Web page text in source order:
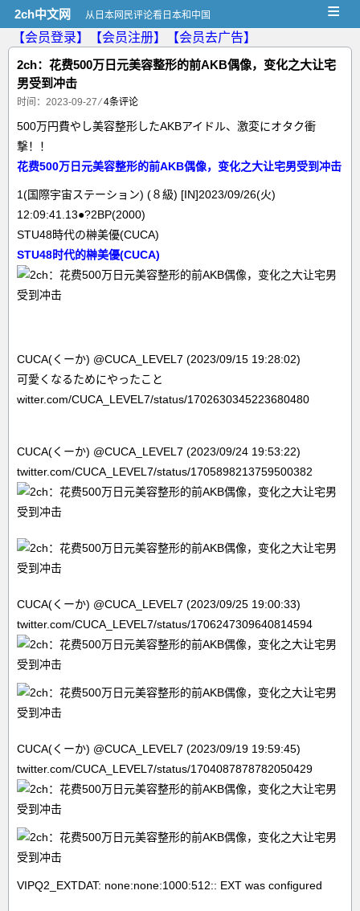
2ch中文网 从日本网民评论看日本和中国 ≡
【会员登录】 【会员注册】
【会员去广告】
2ch：花费500万日元美容整形的前AKB偶像，变化之大让宅
男受到冲击
时间：2023-09-27 ⁄4条评论
500万円費やし美容整形したAKBアイドル、激変にオタク衝
撃！！
花费500万日元美容整形的前AKB偶像，变化之大让宅男受到冲击
1(国際宇宙ステーション) (８級) [IN]2023/09/26(火)
12:09:41.13●?2BP(2000)
STU48時代の榊美優(CUCA)
STU48时代的榊美優(CUCA)
CUCA(くーか) @CUCA_LEVEL7 (2023/09/15 19:28:02)
可愛くなるためにやったこと
witter.com/CUCA_LEVEL7/status/1702630345223680480
CUCA(くーか) @CUCA_LEVEL7 (2023/09/24 19:53:22)
twitter.com/CUCA_LEVEL7/status/1705898213759500382
CUCA(くーか) @CUCA_LEVEL7 (2023/09/25 19:00:33)
twitter.com/CUCA_LEVEL7/status/1706247309640814594
CUCA(くーか) @CUCA_LEVEL7 (2023/09/19 19:59:45)
twitter.com/CUCA_LEVEL7/status/1704087878782050429
VIPQ2_EXTDAT: none:none:1000:512:: EXT was configured